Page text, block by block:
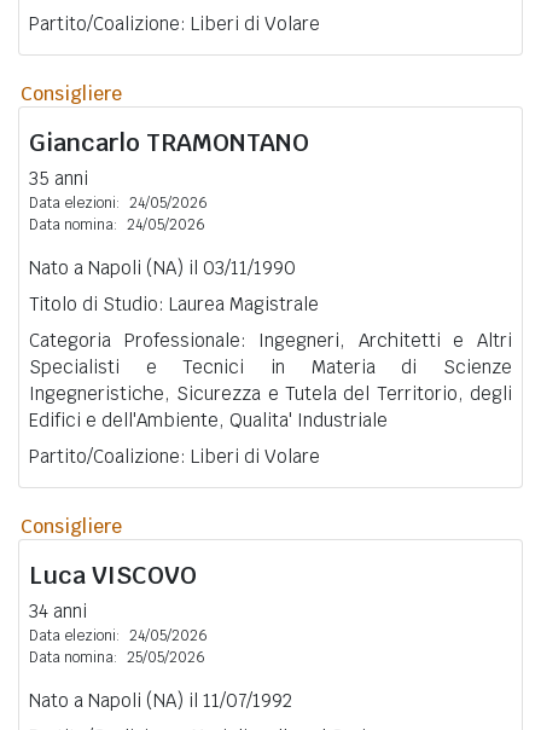
Partito/Coalizione: Liberi di Volare
Consigliere
Giancarlo TRAMONTANO
35 anni
Data elezioni: 24/05/2026
Data nomina: 24/05/2026
Nato a Napoli (NA) il 03/11/1990
Titolo di Studio: Laurea Magistrale
Categoria Professionale: Ingegneri, Architetti e Altri
Specialisti e Tecnici in Materia di Scienze
Ingegneristiche, Sicurezza e Tutela del Territorio, degli
Edifici e dell'Ambiente, Qualita' Industriale
Partito/Coalizione: Liberi di Volare
Consigliere
LucaVISCOVO
34 anni
Data elezioni: 24/05/2026
Data nomina: 25/05/2026
Nato a Napoli (NA) il 11/07/1992